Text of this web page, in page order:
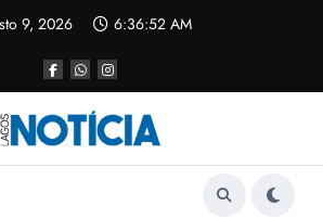
9, 2026 6:36:53 AM